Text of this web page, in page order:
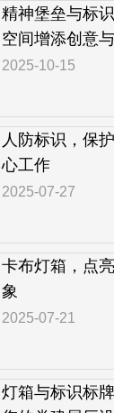
精神堡垒与标
空间增添创意
2025-10-15
人防标识，保
心工作
2025-07-27
卡布灯箱，点
象
2025-07-21
灯箱与标识标